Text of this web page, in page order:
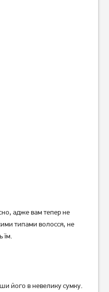
адже вам тепер не
типами волосся, не
їм.
його в невелику сумку.